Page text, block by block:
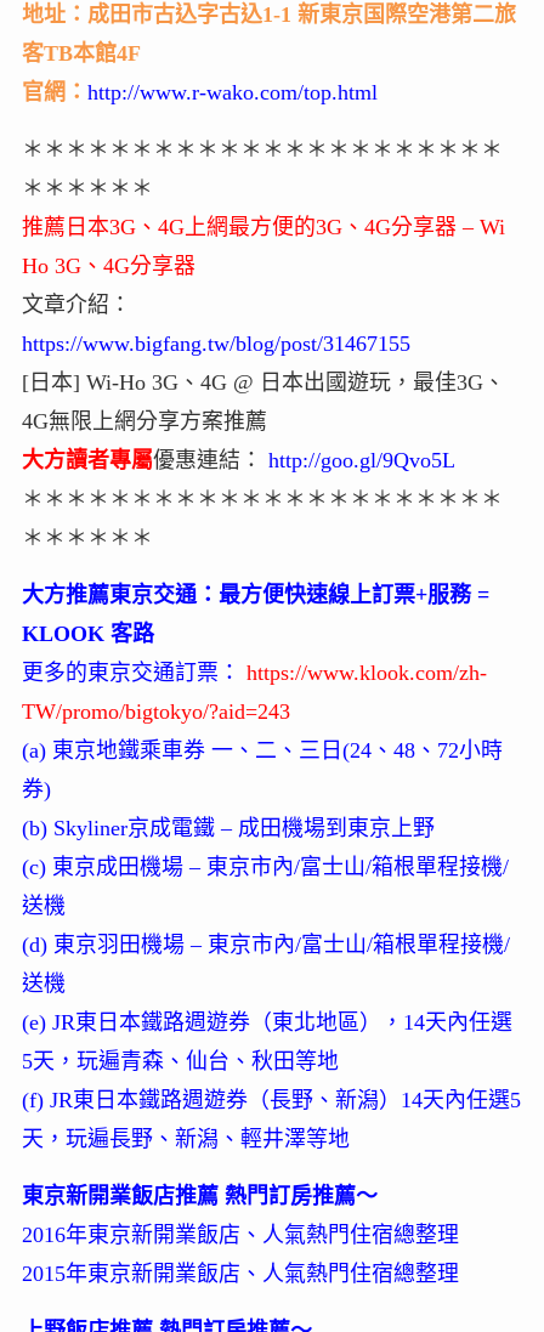
地址：成田市古込字古込1-1 新東京国際空港第二旅
客TB本館4F
官網： http://www.r-wako.com/top.html
＊＊＊＊＊＊＊＊＊＊＊＊＊＊＊＊＊＊＊＊＊＊
＊＊＊＊＊＊
推薦日本3G、4G上網最方便的3G、4G分享器 – Wi
Ho 3G、4G分享器
文章介紹：
https://www.bigfang.tw/blog/post/31467155
[日本] Wi-Ho 3G、4G @ 日本出國遊玩，最佳3G、
4G無限上網分享方案推薦
大方讀者專屬優惠連結： http://goo.gl/9Qvo5L
＊＊＊＊＊＊＊＊＊＊＊＊＊＊＊＊＊＊＊＊＊＊
＊＊＊＊＊＊
大方推薦東京交通：最方便快速線上訂票+服務 =
KLOOK 客路
更多的東京交通訂票： https://www.klook.com/zh-
TW/promo/bigtokyo/?aid=243
(a) 東京地鐵乘車券 一、二、三日(24、48、72小時
券)
(b) Skyliner京成電鐵 – 成田機場到東京上野
(c) 東京成田機場 – 東京市內/富士山/箱根單程接機/
送機
(d) 東京羽田機場 – 東京市內/富士山/箱根單程接機/
送機
(e) JR東日本鐵路週遊券（東北地區），14天內任選
5天，玩遍青森、仙台、秋田等地
(f) JR東日本鐵路週遊券（長野、新潟）14天內任選5
天，玩遍長野、新潟、輕井澤等地
東京新開業飯店推薦 熱門訂房推薦～
2016年東京新開業飯店、人氣熱門住宿總整理
2015年東京新開業飯店、人氣熱門住宿總整理